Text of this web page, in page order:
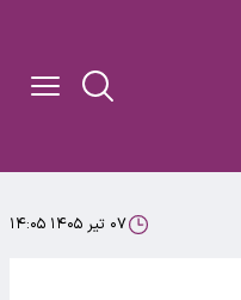
۰۷ تیر ۱۴۰۵ ۱۴:۰۵